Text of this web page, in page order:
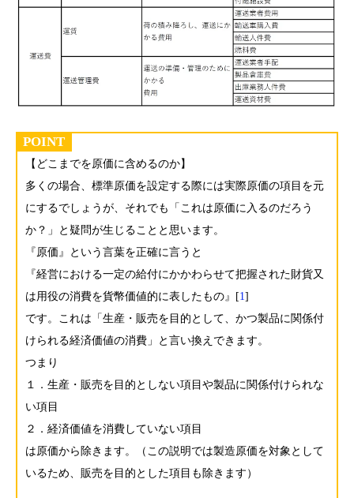
POINT
【どこまでを原価に含めるのか】
多くの場合、標準原価を設定する際には実際原価の項目を元
にするでしょうが、それでも「これは原価に入るのだろう
か？」と疑問が生じることと思います。
『原価』という言葉を正確に言うと
『経営における一定の給付にかかわらせて把握された財貨又
は用役の消費を貨幣価値的に表したもの』[1]
です。これは「生産・販売を目的として、かつ製品に関係付
けられる経済価値の消費」と言い換えできます。
つまり
１．生産・販売を目的としない項目や製品に関係付けられな
い項目
２．経済価値を消費していない項目
は原価から除きます。（この説明では製造原価を対象として
いるため、販売を目的とした項目も除きます）